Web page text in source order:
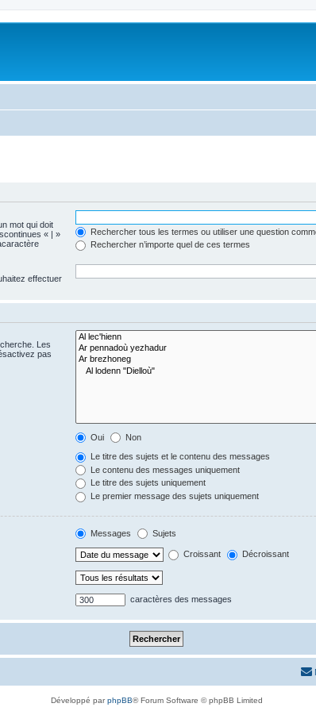
mot qui doit
« | »
Rechercher tous les termes ou utiliser une question
Rechercher n’importe quel de ces termes
effectuer
Les
pas
Oui Non
Le titre des sujets et le contenu des messages
Le contenu des messages uniquement
Le titre des sujets uniquement
Le premier message des sujets uniquement
Messages Sujets
Croissant Décroissant
caractères des messages
Développé parphpBB® Forum Software © phpBB Limited